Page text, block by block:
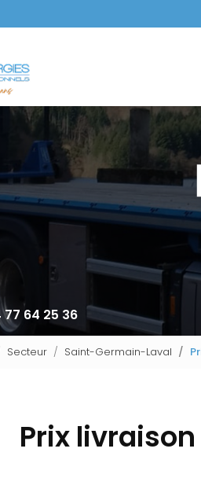
77 64 25 36
Secteur Saint-Germain-Laval
Prix